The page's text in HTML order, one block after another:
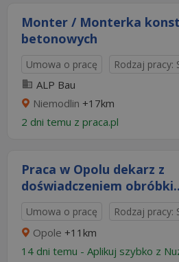
Monter / Monterka
betonowych
Umowa o pracę Rodzaj pracy:
ALP Bau
Niemodlin +17km
2 dni temu z praca.pl
Praca w Opolu dekarz z
doświadczeniem
Umowa o pracę Rodzaj pracy:
Opole +11km
14 dni temu - Aplikuj szybko z